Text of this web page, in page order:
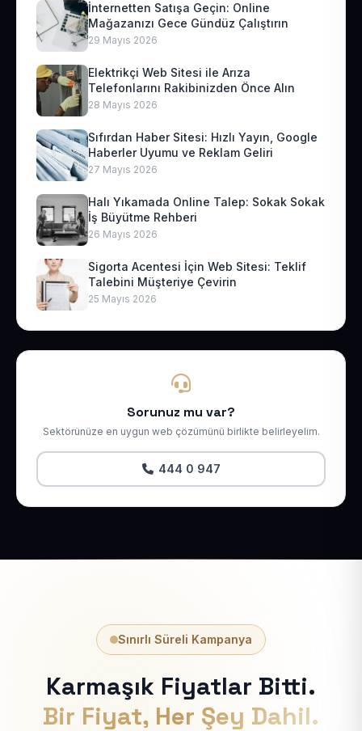
İnternetten Satışa Geçin: Online
Mağazanızı Gece Gündüz Çalıştırın
29 Mayıs 2026
Elektrikçi Web Sitesi ile Arıza
Telefonlarını Rakibinizden Önce Alın
28 Mayıs 2026
Sıfırdan Haber Sitesi: Hızlı Yayın, Google
Haberler Uyumu ve Reklam Geliri
27 Mayıs 2026
Halı Yıkamada Online Talep: Sokak Sokak
İş Büyütme Rehberi
26 Mayıs 2026
Sigorta Acentesi İçin Web Sitesi: Teklif
Talebini Müşteriye Çevirin
25 Mayıs 2026
Sorunuz mu var?
Sektörünüze en uygun web çözümünü birlikte belirleyelim.
444 0 947
Sınırlı Süreli Kampanya
Karmaşık Fiyatlar Bitti.
Bir Fiyat, Her Şey Dahil.